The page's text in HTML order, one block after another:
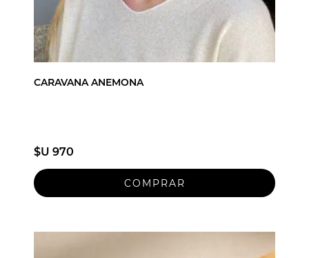
CARAVANA ANEMONA
$U 970